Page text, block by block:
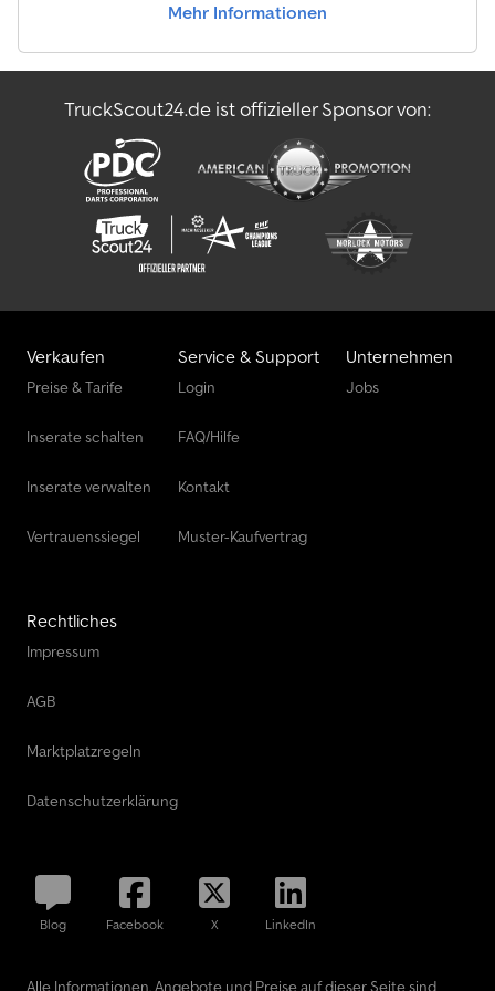
(0290) Auslieferungszustand: montiert
Mehr Informationen
TruckScout24.de ist offizieller Sponsor von:
Verkaufen
Preise & Tarife
Inserate schalten
Inserate verwalten
Vertrauenssiegel
Service & Support
Login
FAQ/Hilfe
Kontakt
Muster-Kaufvertrag
Unternehmen
Jobs
Rechtliches
Impressum
AGB
Marktplatzregeln
Datenschutzerklärung
Blog Facebook X LinkedIn
Alle Informationen, Angebote und Preise auf dieser Seite sind